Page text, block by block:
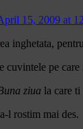
15, 2009 at
inghetata,
cuvintele pe
ziua la care
l rostim mai des.